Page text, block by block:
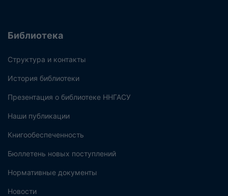
Библиотека
Структура и контакты
История библиотеки
Презентация о библиотеке ННГАСУ
Наши публикации
Книгообеспеченность
Бюллетень новых поступлений
Нормативные документы
Новости